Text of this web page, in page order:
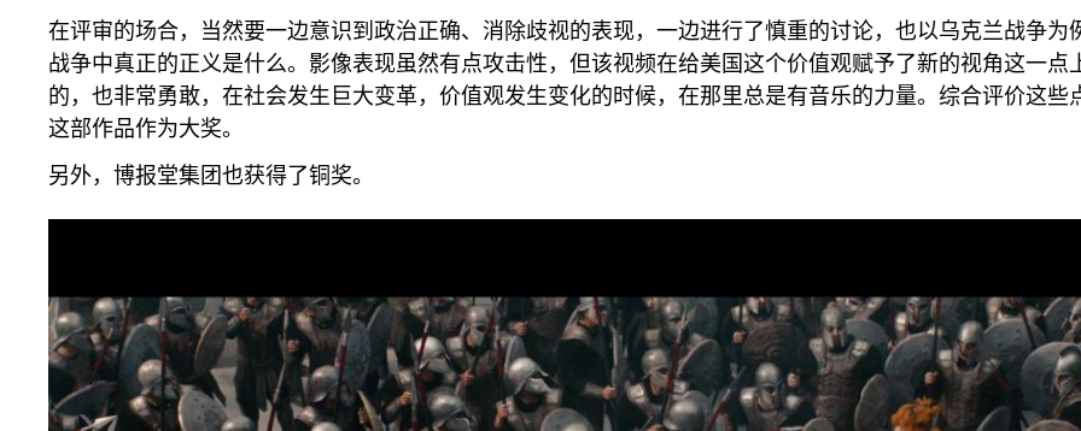
在评审的场合，当然要一边意识到政治正确、消除歧视的表现，一边进行了慎重的讨论，也以乌克兰战争为
战争中真正的正义是什么。影像表现虽然有点攻击性，但该视频在给美国这个价值观赋予了新的视角这一点
的，也非常勇敢，在社会发生巨大变革，价值观发生变化的时候，在那里总是有音乐的力量。综合评价这些
这部作品作为大奖。
另外，博报堂集团也获得了铜奖。